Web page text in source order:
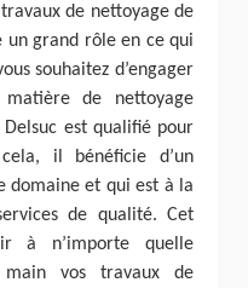
de nettoyage de
grand rôle en ce qui
souhaitez d’engager
de nettoyage
est qualifié pour
il bénéficie d’un
domaine et qui est à la
de qualité. Cet
à n’importe quelle
vos travaux de